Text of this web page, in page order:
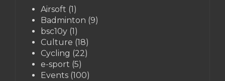
Airsoft (1)
Badminton (9)
bsc10y (1)
Culture (18)
Cycling (22)
e-sport (5)
Events (100)